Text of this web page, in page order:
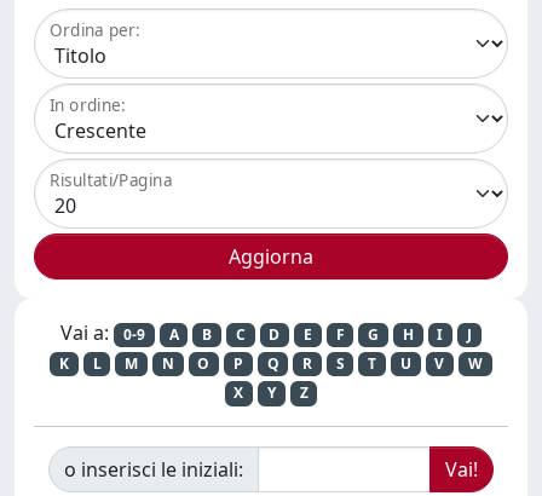
Ordina per:
In ordine:
Risultati/Pagina
Vai a: 0-9 A B C D E F G H I
J
K
L M N O P Q R S T U V
W
X
Y Z
o inserisci le iniziali: